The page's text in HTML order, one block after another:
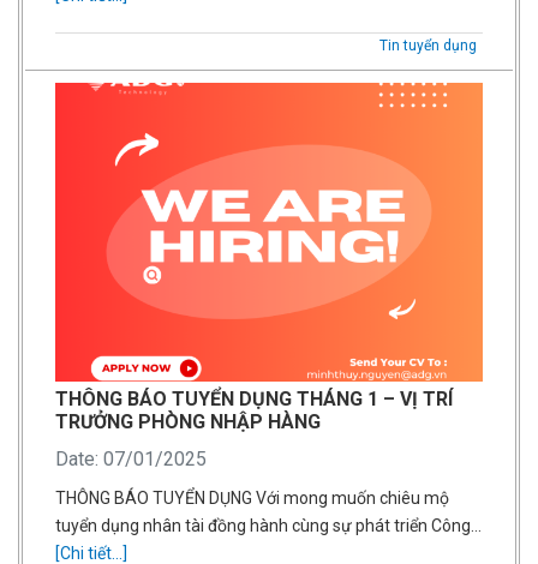
Tin tuyển dụng
THÔNG BÁO TUYỂN DỤNG THÁNG 1 – VỊ TRÍ
TRƯỞNG PHÒNG NHẬP HÀNG
Date: 07/01/2025
THÔNG BÁO TUYỂN DỤNG Với mong muốn chiêu mộ
tuyển dụng nhân tài đồng hành cùng sự phát triển Công…
[Chi tiết...]